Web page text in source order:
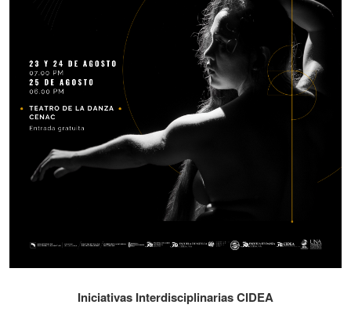
Iniciativas Interdisciplinarias CIDEA